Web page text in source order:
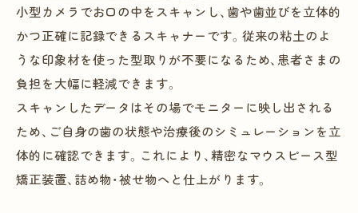
小型カメラでお口の中をスキャンし、歯や歯並びを立体的
かつ正確に記録できるスキャナーです。従来の粘土のよ
うな印象材を使った型取りが不要になるため、患者さまの
負担を大幅に軽減できます。
スキャンしたデータはその場でモニターに映し出される
ため、ご自身の歯の状態や治療後のシミュレーションを立
体的に確認できます。これにより、精密なマウスピース型
矯正装置、詰め物・被せ物へと仕上がります。